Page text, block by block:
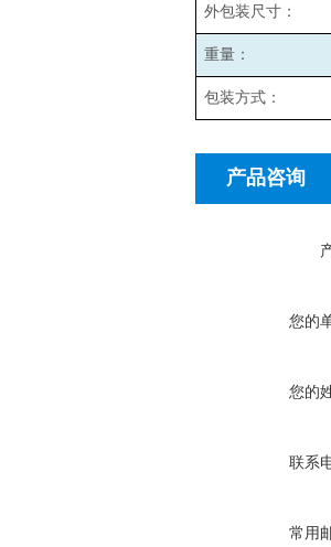
外包装尺寸：
重量：
包装方式：
产品咨询
您的
您的
联系
常用